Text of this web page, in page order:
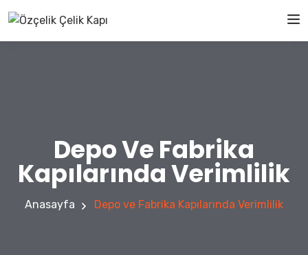
Depo Ve Fabrika
Kapılarında Verimlilik
Anasayfa Depo ve Fabrika Kapılarında Verimlilik